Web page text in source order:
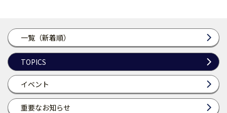
一覧（新着順）
TOPICS
イベント
重要なお知らせ